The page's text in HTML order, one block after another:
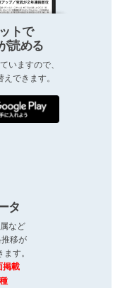
トで
読める
いますので、
できます。
タ
など
移が
す。
掲載